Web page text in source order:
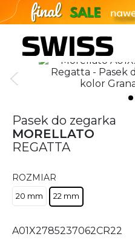
SWISS / PASKI/MORELLATO
Pasek do zegarka
MORELLATO
REGATTA
ROZMIAR
20 mm 22 mm
A01X2785237062CR22